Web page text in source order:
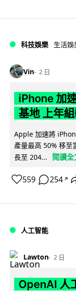
科技娛樂 生活娛
Vin 2 日
iPhone 加
基地 上年
Apple 加速將
產量最高 50% 移至
長至 204...
閱讀全
559 254 ↗
人工智能
Lawton 2 日
OpenAI 人